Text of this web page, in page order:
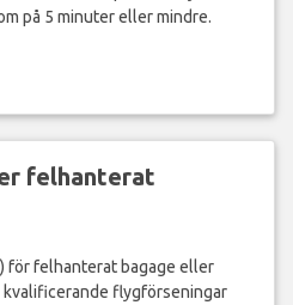
på 5 minuter eller mindre.
felhanterat
för felhanterat bagage eller
kvalificerande flygförseningar